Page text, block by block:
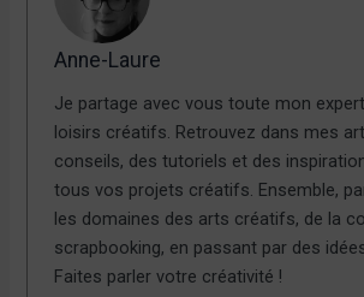
Anne-Laure
Je partage avec vous toute mon
loisirs créatifs. Retrouvez dans mes
conseils, des tutoriels et des
tous vos projets créatifs. Ensemble,
les domaines des arts créatifs, de la
scrapbooking, en passant par des
Faites parler votre créativité !